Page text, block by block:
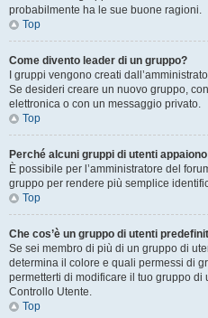
probabilmente ha le sue buone ragioni.
Top
Come divento leader di un gruppo?
I gruppi vengono creati
Se desideri creare un nuovo gruppo,
elettronica o con un messaggio privato.
Top
Perché alcuni gruppi di utenti
È possibile per l’amministratore del
gruppo per rendere più semplice
Top
Che cos’è un gruppo di utenti
Se sei membro di più di un gruppo di
determina il colore e quali permessi di
permetterti di modificare il tuo gruppo
Controllo Utente.
Top